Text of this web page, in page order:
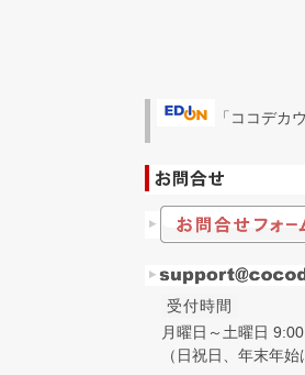
「ココデカ
受付時間
月曜日～土曜日
（日祝日、年末年始